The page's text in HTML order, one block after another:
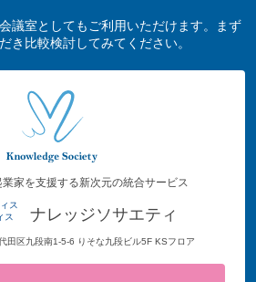
議室としてもご利用いただけます。まず
き比較検討してみてください。
家を支援する新次元の統合サービス
ス
ス
ナレッジソサエティ
田区九段南1-5-6 りそな九段ビル5F KSフロア